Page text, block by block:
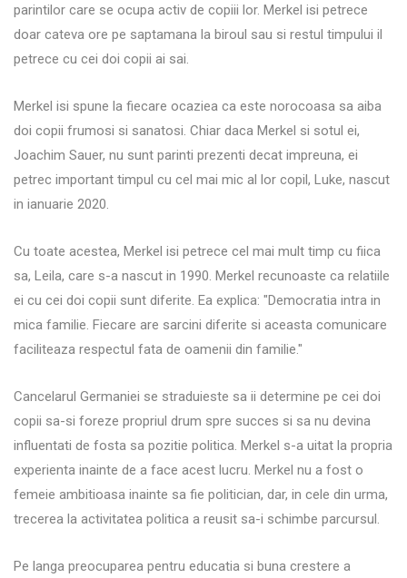
parintilor care se ocupa activ de copiii lor. Merkel isi petrece
doar cateva ore pe saptamana la biroul sau si restul timpului il
petrece cu cei doi copii ai sai.
Merkel isi spune la fiecare ocaziea ca este norocoasa sa aiba
doi copii frumosi si sanatosi. Chiar daca Merkel si sotul ei,
Joachim Sauer, nu sunt parinti prezenti decat impreuna, ei
petrec important timpul cu cel mai mic al lor copil, Luke, nascut
in ianuarie 2020.
Cu toate acestea, Merkel isi petrece cel mai mult timp cu fiica
sa, Leila, care s-a nascut in 1990. Merkel recunoaste ca relatiile
ei cu cei doi copii sunt diferite. Ea explica: "Democratia intra in
mica familie. Fiecare are sarcini diferite si aceasta comunicare
faciliteaza respectul fata de oamenii din familie."
Cancelarul Germaniei se straduieste sa ii determine pe cei doi
copii sa-si foreze propriul drum spre succes si sa nu devina
influentati de fosta sa pozitie politica. Merkel s-a uitat la propria
experienta inainte de a face acest lucru. Merkel nu a fost o
femeie ambitioasa inainte sa fie politician, dar, in cele din urma,
trecerea la activitatea politica a reusit sa-i schimbe parcursul.
Pe langa preocuparea pentru educatia si buna crestere a